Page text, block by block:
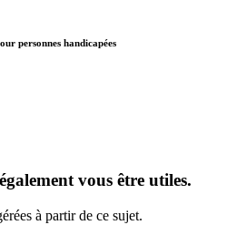
personnes handicapées
vous être utiles.
à partir de ce sujet.